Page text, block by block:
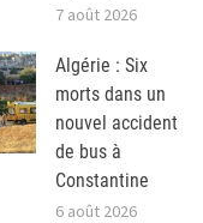
7 août 2026
Algérie : Six
morts dans un
nouvel accident
de bus à
Constantine
6 août 2026